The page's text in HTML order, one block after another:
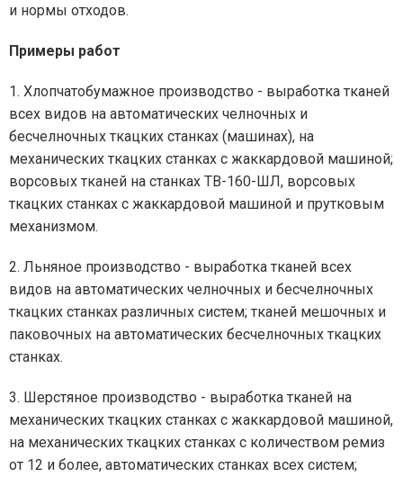
и нормы отходов.
Примеры работ
1. Хлопчатобумажное производство - выработка тканей
всех видов на автоматических челночных и
бесчелночных ткацких станках (машинах), на
механических ткацких станках с жаккардовой машиной;
ворсовых тканей на станках ТВ-160-ШЛ, ворсовых
ткацких станках с жаккардовой машиной и прутковым
механизмом.
2. Льняное производство - выработка тканей всех
видов на автоматических челночных и бесчелночных
ткацких станках различных систем; тканей мешочных и
паковочных на автоматических бесчелночных ткацких
станках.
3. Шерстяное производство - выработка тканей на
механических ткацких станках с жаккардовой машиной,
на механических ткацких станках с количеством ремиз
от 12 и более, автоматических станках всех систем;